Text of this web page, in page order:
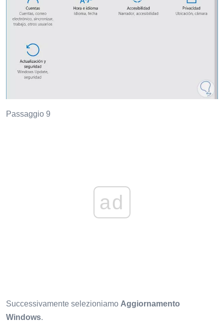
Passaggio 9
ad
Successivamente selezioniamo Aggiornamento
Windows.